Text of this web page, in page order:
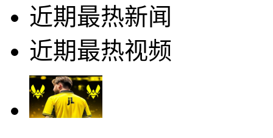
近期最热新闻
近期最热视频